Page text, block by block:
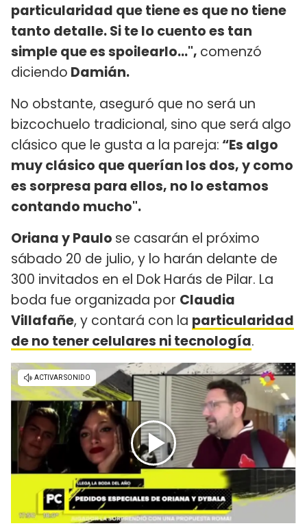
particularidad que tiene es que no tiene
tanto detalle. Si te lo cuento es tan
simple que es spoilearlo...", comenzó
diciendo Damián.
No obstante, aseguró que no será un
bizcochuelo tradicional, sino que será algo
clásico que le gusta a la pareja: “Es algo
muy clásico que querían los dos, y como
es sorpresa para ellos, no lo estamos
contando mucho".
Oriana y Paulo se casarán el próximo
sábado 20 de julio, y lo harán delante de
300 invitados en el Dok Harás de Pilar. La
boda fue organizada por Claudia
Villafañe, y contará con la particularidad
de no tener celulares ni tecnología.